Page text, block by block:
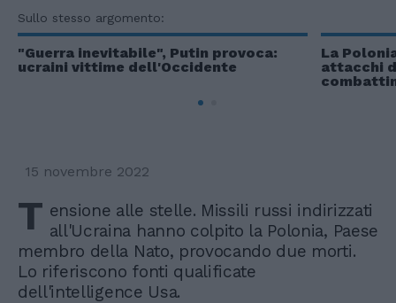
Sullo stesso argomento:
"Guerra inevitabile", Putin provoca:
ucraini vittime dell'Occidente
La
attacchi
15 novembre 2022
T ensione alle stelle. Missili russi indirizzati
all'Ucraina hanno colpito la Polonia, Paese
membro della Nato, provocando due morti.
Lo riferiscono fonti qualificate
dell'intelligence Usa.